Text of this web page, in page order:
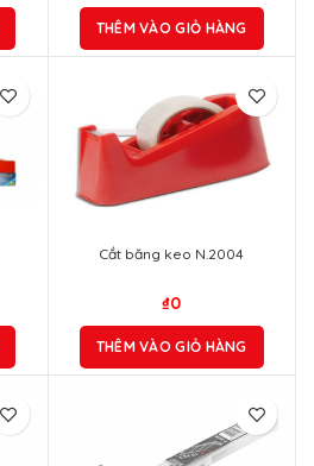
THÊM VÀO GIỎ HÀNG
Cắt băng keo N.2004
₫0
THÊM VÀO GIỎ HÀNG